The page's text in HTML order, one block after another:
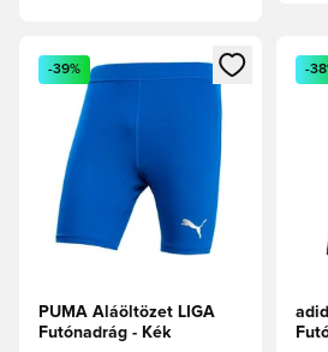
Megnyit egy modált a
-39%
PUMA Aláöltözet LIGA
Futónadrág - Kék
-